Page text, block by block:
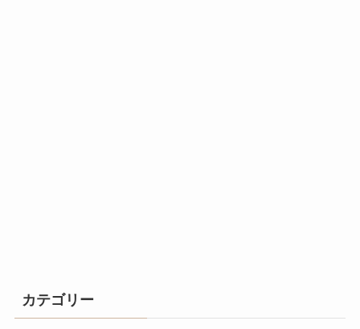
カテゴリー